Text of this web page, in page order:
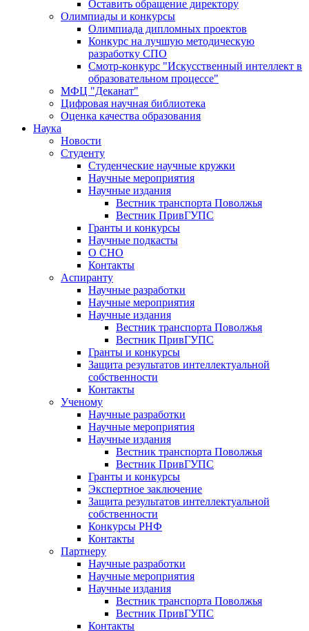
Оставить обращение директору
Олимпиады и конкурсы
Олимпиада дипломных проектов
Конкурс на лучшую методическую
разработку СПО
Смотр-конкурс "Искусственный интеллект в
образовательном процессе"
МФЦ "Деканат"
Цифровая научная библиотека
Оценка качества образования
Наука
Новости
Студенту
Студенческие научные кружки
Научные мероприятия
Научные издания
Вестник транспорта Поволжья
Вестник ПривГУПС
Гранты и конкурсы
Научные подкасты
О СНО
Контакты
Аспиранту
Научные разработки
Научные мероприятия
Научные издания
Вестник транспорта Поволжья
Вестник ПривГУПС
Гранты и конкурсы
Защита результатов интеллектуальной
собственности
Контакты
Ученому
Научные разработки
Научные мероприятия
Научные издания
Вестник транспорта Поволжья
Вестник ПривГУПС
Гранты и конкурсы
Экспертное заключение
Защита результатов интеллектуальной
собственности
Конкурсы РНФ
Контакты
Партнеру
Научные разработки
Научные мероприятия
Научные издания
Вестник транспорта Поволжья
Вестник ПривГУПС
Контакты